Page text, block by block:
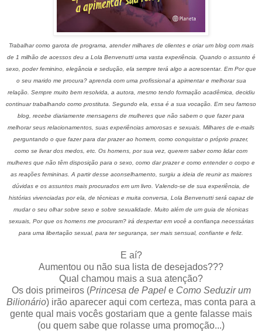
Trabalhar como garota de programa, atender milhares de clientes e criar um blog com mais
de 1 milhão de acessos deu a Lola Benvenutti uma vasta experiência. Quando o assunto é
sexo, poder feminino, elegância e sedução, ela sempre terá algo a acrescentar. Em Por que
o seu marido me procura? aprenda com uma profissional a apimentar e melhorar sua
relação. Sempre muito bem resolvida, a autora, mesmo tendo formação acadêmica, decidiu
continuar trabalhando como prostituta. Segundo ela, essa é a sua vocação. Em seu famoso
blog, recebe diariamente mensagens de mulheres que não sabem o que fazer para
melhorar seus relacionamentos, suas experiências amorosas e sexuais. Milhares de e-mails
perguntando o que fazer para dar prazer ao homem, como conquistar o próprio prazer,
como se livrar dos medos, etc. Os homens, por sua vez, querem saber como lidar com
mulheres que não têm disposição para o sexo, como dar prazer e como entender o corpo e
as reações femininas. A partir desse aconselhamento, surgiu a ideia de reunir as maiores
dúvidas e os assuntos mais procurados em um livro. Valendo-se de sua experiência, de
histórias vivenciadas por ela, de técnicas e muita conversa, Lola Benvenutti será capaz de
mudar o seu olhar sobre sexo e sobre sexualidade. Muito além de um guia de técnicas
sexuais, Por que os homens me procuram? irá despertar em você a confiança necessárias
para uma libertação sexual, para ter segurança, ser mais sensual, confiante e feliz.
E aí?
Aumentou ou não sua lista de desejados???
Qual chamou mais a sua atenção?
Os dois primeiros (Princesa de Papele Como Seduzir um
Bilionário) irão aparecer aqui com certeza, mas conta para a
gente qual mais vocês gostariam que a gente falasse mais
(ou quem sabe que rolasse uma promoção...)